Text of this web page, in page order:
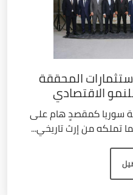
المحققة
الاقتصادي
سوريا كمقصدٍ هام على
تملكه من إرث تاريخي...